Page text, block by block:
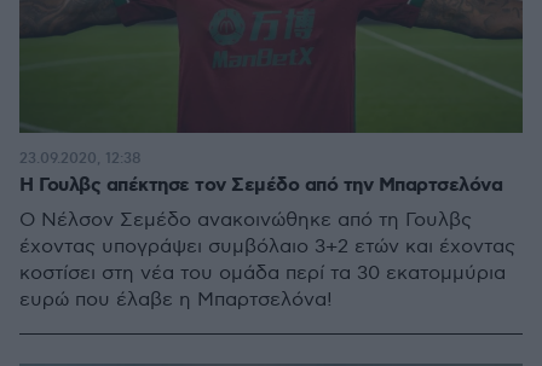
Η Γουλβς απέκτησε τον Σεμέδο από την Μπαρτσελόνα
Ο Νέλσον Σεμέδο ανακοινώθηκε από τη Γουλβς
έχοντας υπογράψει συμβόλαιο 3+2 ετών και έχοντας
κοστίσει στη νέα του ομάδα περί τα 30 εκατομμύρια
ευρώ που έλαβε η Μπαρτσελόνα!
23.09.2020, 12:38